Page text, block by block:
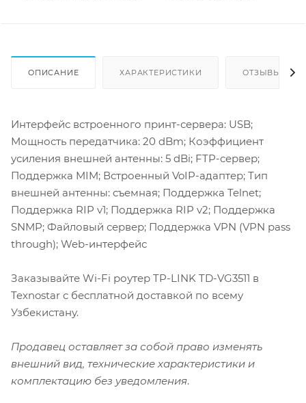
ОПИСАНИЕ ХАРАКТЕРИСТИКИ ОТЗЫВЫ
Интерфейс встроенного принт-сервера: USB;
Мощность передатчика: 20 dBm; Коэффициент
усиления внешней антенны: 5 dBi; FTP-сервер;
Поддержка MIM; Встроенный VoIP-адаптер; Тип
внешней антенны: съемная; Поддержка Telnet;
Поддержка RIP v1; Поддержка RIP v2; Поддержка
SNMP; Файловый сервер; Поддержка VPN (VPN pass
through); Web-интерфейс
Заказывайте Wi-Fi роутер TP-LINK TD-VG3511 в
Texnostar с бесплатной доставкой по всему
Узбекистану.
Продавец оставляет за собой право изменять
внешний вид, технические характеристики и
комплектацию без уведомления.